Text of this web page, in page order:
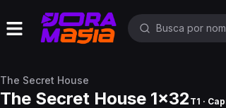
The Secret House
The Secret House 1x32 T1 ·